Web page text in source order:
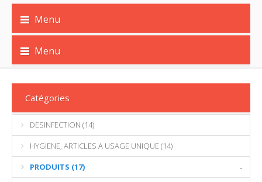
Menu
Menu
Catégories
DESINFECTION (14)
HYGIENE, ARTICLES A USAGE UNIQUE (14)
PRODUITS (17)
-